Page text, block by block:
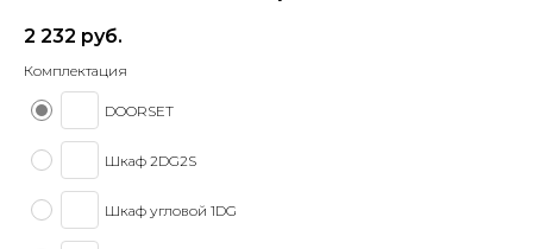
2 232 руб.
Комплектация
DOORSET
Шкаф 2DG2S
Шкаф угловой 1DG